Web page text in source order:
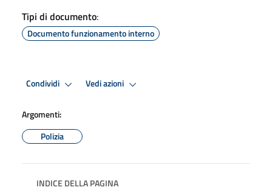
Tipi di documento:
Documento funzionamento interno
Condividi Vedi azioni
Argomenti:
Polizia
INDICE DELLA PAGINA